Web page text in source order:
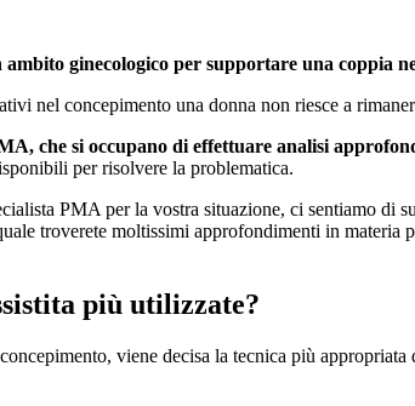
ambito ginecologico per supportare una coppia
nel concepimento una donna non riesce a
che si occupano di effettuare analisi
per risolvere la problematica.
PMA per la vostra situazione, ci sentiamo di
troverete moltissimi approfondimenti in materia
più utilizzate?
viene decisa la tecnica più